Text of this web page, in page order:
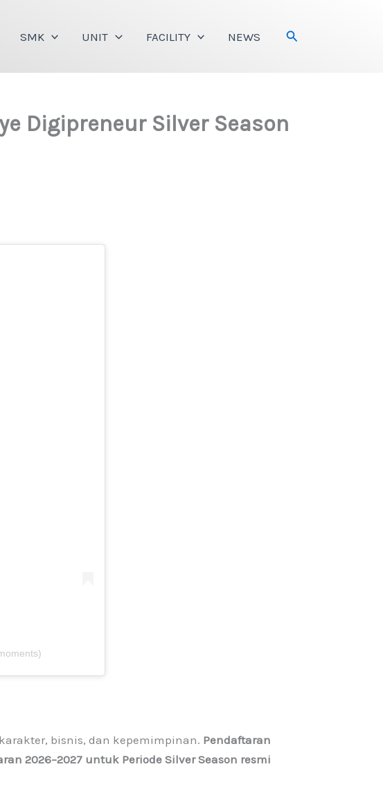
SMK UNIT FACILITY NEWS Search
Digipreneur Silver Season
bisnis, dan kepemimpinan. Pendaftaran
2026–2027 untuk Periode Silver Season resmi